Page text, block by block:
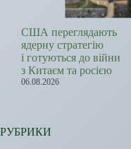
США переглядають
ядерну стратегію
і готуються до війни
з Китаєм та росією
06.08.2026
РУБРИКИ